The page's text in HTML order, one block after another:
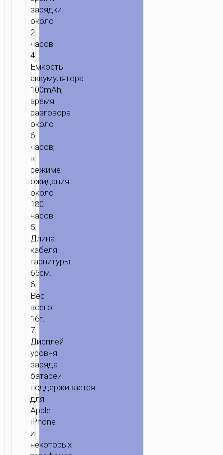
ГЛАВНАЯ / ЗВУК
НАУШНИКИ
НАУШНИКИ
СПОРТИВНАЯ
ГАРНИТУРА
МИКРОФОНОМ
зарядки
около
2
часов.
4.
Емкость
аккумулятора
100mAh,
время
разговора
около
6
часов,
в
режиме
ожидания
около
180
часов.
5.
Длина
кабеля
гарнитуры
65см.
6.
Вес
всего
16г.
7.
Дисплей
уровня
заряда
батареи
поддерживается
для
Apple
iPhone
и
некоторых